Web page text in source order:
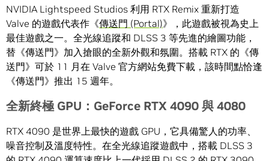
NVIDIA Lightspeed Studios 利用 RTX Remix 重新打造
Valve 的遊戲代表作《傳送門 (Portal)》，此遊戲被視為史上
最佳遊戲之一。全光線追蹤和 DLSS 3 等先進的繪圖功能，
替《傳送門》加入搶眼的全新外觀和氛圍。搭載 RTX 的《傳
送門》可於 11 月在 Valve 官方網站免費下載，該時間點恰逢
《傳送門》推出 15 週年。
全新終極 GPU ： GeForce RTX 4090 與 4080
RTX 4090 是世界上最快的遊戲 GPU，它具備驚人的功率、
噪音控制及溫度特性。在全光線追蹤遊戲中，搭載 DLSS 3